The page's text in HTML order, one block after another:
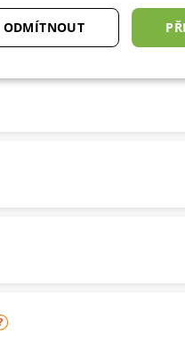
ODMÍTNOUT
Marketingové
jako je přihlášení uživatele a
se používá k jedinečné identifikaci